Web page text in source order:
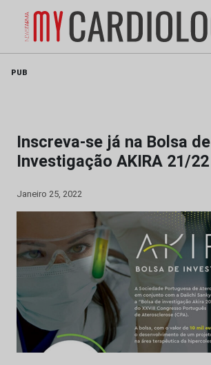
PUB
Inscreva-se já na Bolsa de
Investigação AKIRA 21/22
Janeiro 25, 2022